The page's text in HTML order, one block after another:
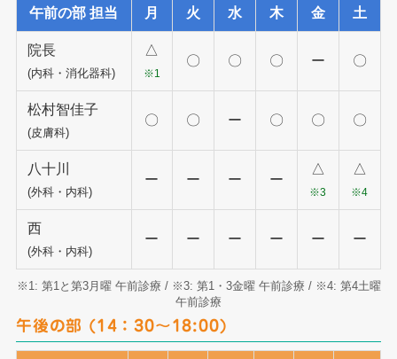
午前の部 担当 月 火 水 木 金 土
院長
(内科・消化器科)
△
※1
〇 〇 〇 ー 〇
松村智佳子
(皮膚科)
〇 〇 ー 〇 〇 〇
八十川
(外科・内科)
ー ー ー ー
△
※3
△
※4
西
(外科・内科)
ー ー ー ー ー ー
※1: 第1と第3月曜 午前診療 / ※3: 第1・3金曜 午前診療 / ※4: 第4土曜
午前診療
午後の部 (14：30～18:00)